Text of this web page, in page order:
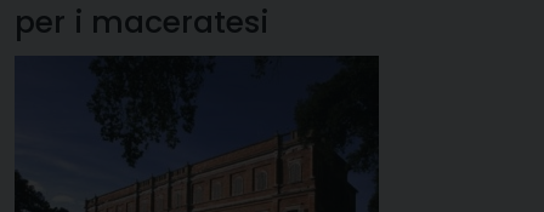
per i maceratesi